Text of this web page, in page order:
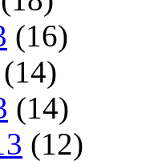
(16)
(14)
(14)
(12)